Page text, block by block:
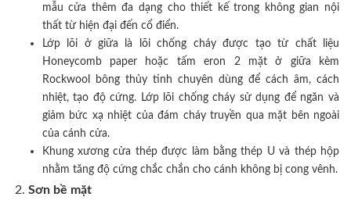
mẫu cửa thêm đa dạng cho thiết kế trong không gian nội
thất từ hiện đại đến cổ điển.
Lớp lõi ở giữa là lõi chống cháy được tạo từ chất liệu
Honeycomb paper hoặc tấm eron 2 mặt ở giữa kèm
Rockwool bông thủy tinh chuyên dùng để cách âm, cách
nhiệt, tạo độ cứng. Lớp lõi chống cháy sử dụng để ngăn và
giảm bức xạ nhiệt của đám cháy truyền qua mặt bên ngoài
của cánh cửa.
Khung xương cửa thép được làm bằng thép U và thép hộp
nhằm tăng độ cứng chắc chắn cho cánh không bị cong vênh.
Sơn bề mặt